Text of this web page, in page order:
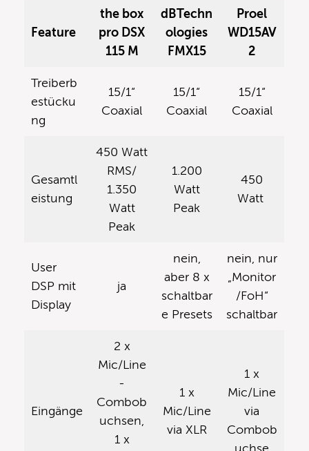
Feature
the box
pro DSX
115 M
dBTechn
ologies
FMX15
Proel
WD15AV
2
Treiberb
estücku
ng
15/1“
Coaxial
15/1“
Coaxial
15/1“
Coaxial
Gesamtl
eistung
450 Watt
RMS/
1.350
Watt
Peak
1.200
Watt
Peak
450
Watt
User
DSP mit
Display
ja
nein,
aber 8 x
schaltbar
e Presets
nein, nur
„Monitor
/FoH“
schaltbar
Eingänge
2 x
Mic/Line
-
Combob
uchsen,
1 x
1 x
Mic/Line
via XLR
1 x
Mic/Line
via
Combob